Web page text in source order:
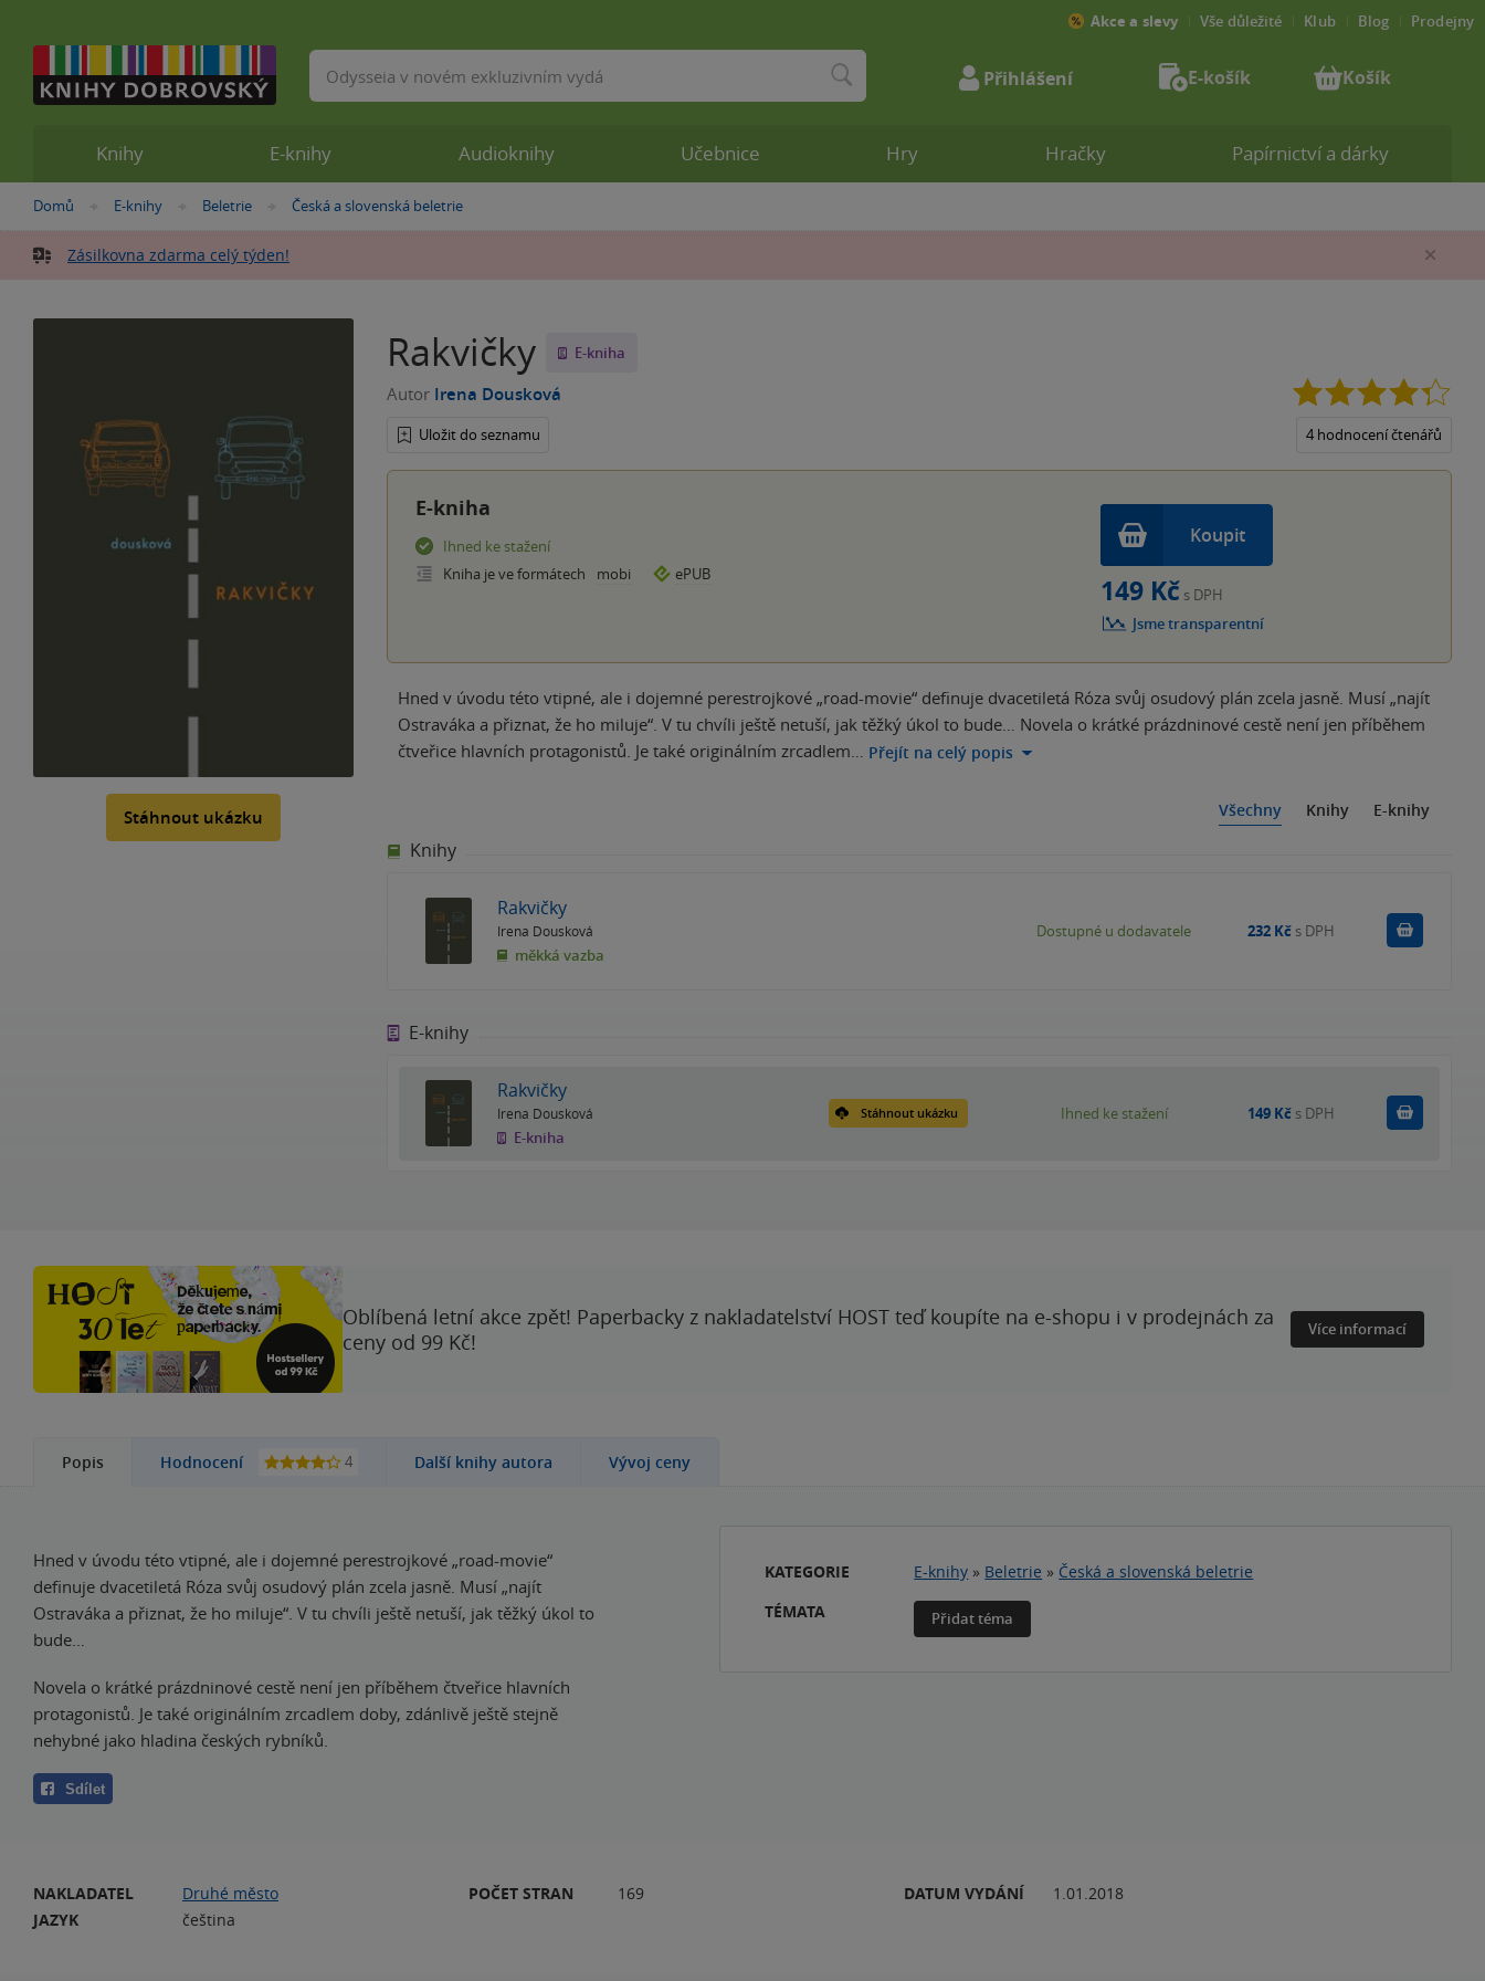
Nacházíte
zde:
Domů »
E-knihy »
Beletrie »
Česká a slovenská beletrie
Zásilkovna zdarma celý týden!
Stáhnout ukázku
Rakvičky E-kniha
Autor Irena Dousková
Uložit do seznamu 4 hodnocení čtenářů
E-kniha
Ihned ke stažení
Kniha je ve formátech
mobi ePUB
Koupit
149 Kč s DPH
Jsme transparentní
Hned v úvodu této vtipné, ale i dojemné perestrojkové „road-movie“ definuje dvacetiletá Róza svůj osudový plán zcela jasně. Musí „najít
Ostraváka a přiznat, že ho miluje“. V tu chvíli ještě netuší, jak těžký úkol to bude… Novela o krátké prázdninové cestě není jen příběhem
čtveřice hlavních protagonistů. Je také originálním zrcadlem… Přejít na celý popis
Všechny Knihy E-knihy
Knihy
Rakvičky
Irena Dousková
měkká vazba
Dostupné u dodavatele 232 Kč s DPH
E-knihy
Rakvičky
Irena Dousková
E-kniha
Stáhnout ukázku Ihned ke stažení 149 Kč s DPH Koupit
Oblíbená letní akce zpět! Paperbacky z nakladatelství HOST teď koupíte na e-shopu i v prodejnách za
ceny od 99 Kč!
Více informací
Popis Hodnocení 4 Další knihy autora Vývoj ceny
Hned v úvodu této vtipné, ale i dojemné perestrojkové „road-movie“
definuje dvacetiletá Róza svůj osudový plán zcela jasně. Musí „najít
Ostraváka a přiznat, že ho miluje“. V tu chvíli ještě netuší, jak těžký úkol to
bude…
Novela o krátké prázdninové cestě není jen příběhem čtveřice hlavních
protagonistů. Je také originálním zrcadlem doby, zdánlivě ještě stejně
nehybné jako hladina českých rybníků.
Sdílet
KATEGORIE E-knihy » Beletrie » Česká a slovenská beletrie
TÉMATA
Přidat téma
NAKLADATEL
Druhé město
JAZYK
čeština
POČET STRAN 169 DATUM VYDÁNÍ 1.01.2018
Knihy E-knihy Audioknihy Učebnice Hry Hračky Papírnictví a dárky
Akce a slevy Vše důležité Klub Blog Prodejny
Vyhledávání Přihlášení E-košík Košík